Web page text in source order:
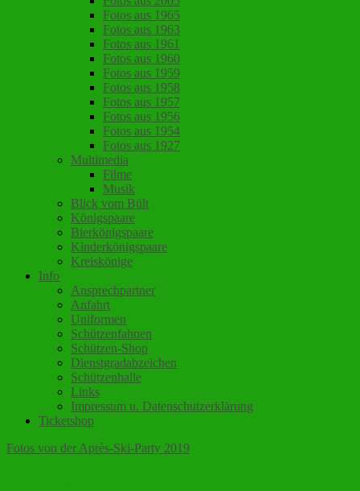
Fotos aus 1965
Fotos aus 1963
Fotos aus 1961
Fotos aus 1960
Fotos aus 1959
Fotos aus 1958
Fotos aus 1957
Fotos aus 1956
Fotos aus 1954
Fotos aus 1927
Multimedia
Filme
Musik
Blick vom Bült
Königspaare
Bierkönigspaare
Kinderkönigspaare
Kreiskönige
Info
Ansprechpartner
Anfahrt
Uniformen
Schützenfahnen
Schützen-Shop
Dienstgradabzeichen
Schützenhalle
Links
Impressum u. Datenschutzerklärung
Ticketshop
Fotos von der Après-Ski-Party 2019